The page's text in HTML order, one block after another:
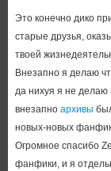
Это конечно дико
старые друзья,
твоей
Внезапно я делаю
да нихуя я не делаю
внезапно архивы
новых-новых
Огромное спасибо
фанфики, и я